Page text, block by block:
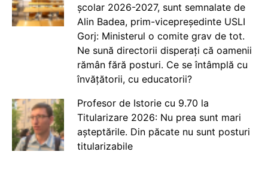
școlar 2026-2027, sunt semnalate de
Alin Badea, prim-vicepreședinte USLI
Gorj: Ministerul o comite grav de tot.
Ne sună directorii disperați că oamenii
rămân fără posturi. Ce se întâmplă cu
învățătorii, cu educatorii?
Profesor de Istorie cu 9.70 la
Titularizare 2026: Nu prea sunt mari
așteptările. Din păcate nu sunt posturi
titularizabile